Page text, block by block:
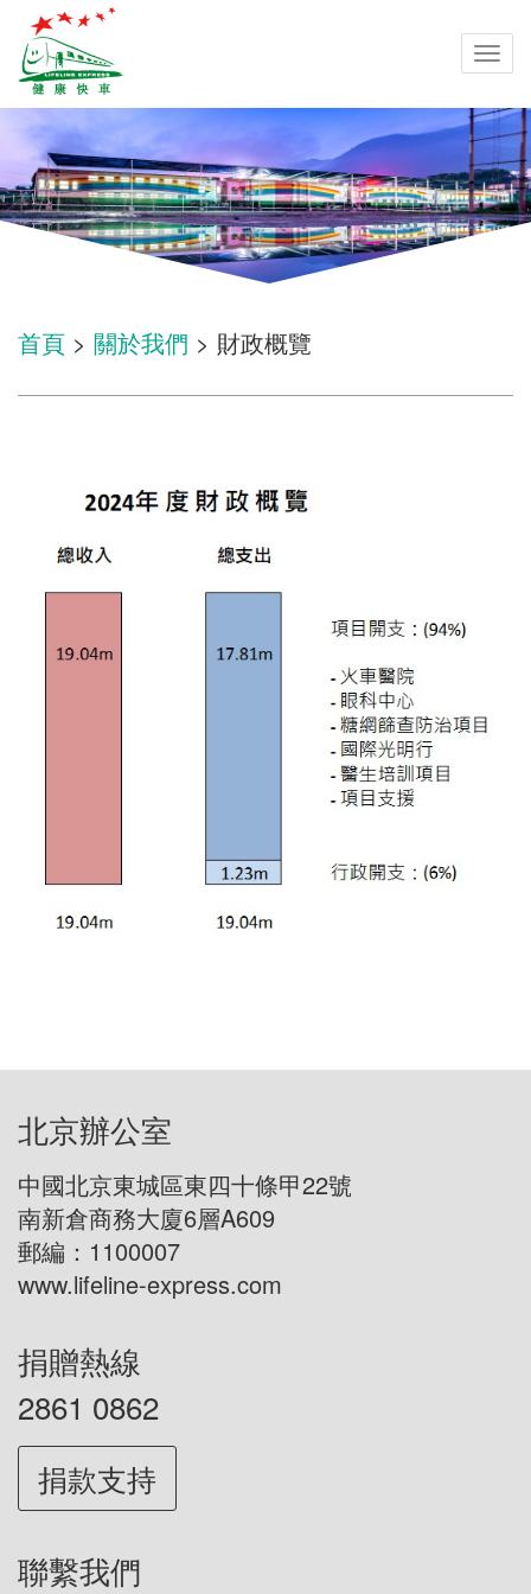
首頁 > 關於我們 > 財政概覽
北京辦公室
中國北京東城區東四十條甲22號
南新倉商務大廈6層A609
郵編：1100007
www.lifeline-express.com
捐贈熱線
2861 0862
捐款支持
聯繫我們